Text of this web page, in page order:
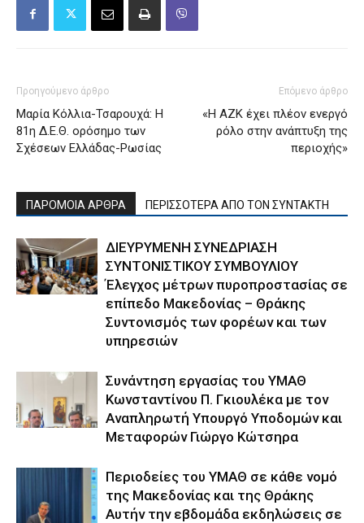
Προηγούμενο άρθρο
Μαρία Κόλλια-Τσαρουχά: Η
81η Δ.Ε.Θ. ορόσημο των
Σχέσεων Ελλάδας-Ρωσίας
Επόμενο άρθρο
«Η ΑΖΚ έχει πλέον ενεργό
ρόλο στην ανάπτυξη της
περιοχής»
ΠΑΡΟΜΟΙΑ ΑΡΘΡΑ ΠΕΡΙΣΣΟΤΕΡΑ ΑΠΟ ΤΟΝ ΣΥΝΤΑΚΤΗ
ΔΙΕΥΡΥΜΕΝΗ ΣΥΝΕΔΡΙΑΣΗ
ΣΥΝΤΟΝΙΣΤΙΚΟΥ ΣΥΜΒΟΥΛΙΟΥ
Έλεγχος μέτρων πυροπροστασίας σε
επίπεδο Μακεδονίας – Θράκης
Συντονισμός των φορέων και των
υπηρεσιών
Συνάντηση εργασίας του ΥΜΑΘ
Κωνσταντίνου Π. Γκιουλέκα με τον
Αναπληρωτή Υπουργό Υποδομών και
Μεταφορών Γιώργο Κώτσηρα
Περιοδείες του ΥΜΑΘ σε κάθε νομό
της Μακεδονίας και της Θράκης
Αυτήν την εβδομάδα εκδηλώσεις σε